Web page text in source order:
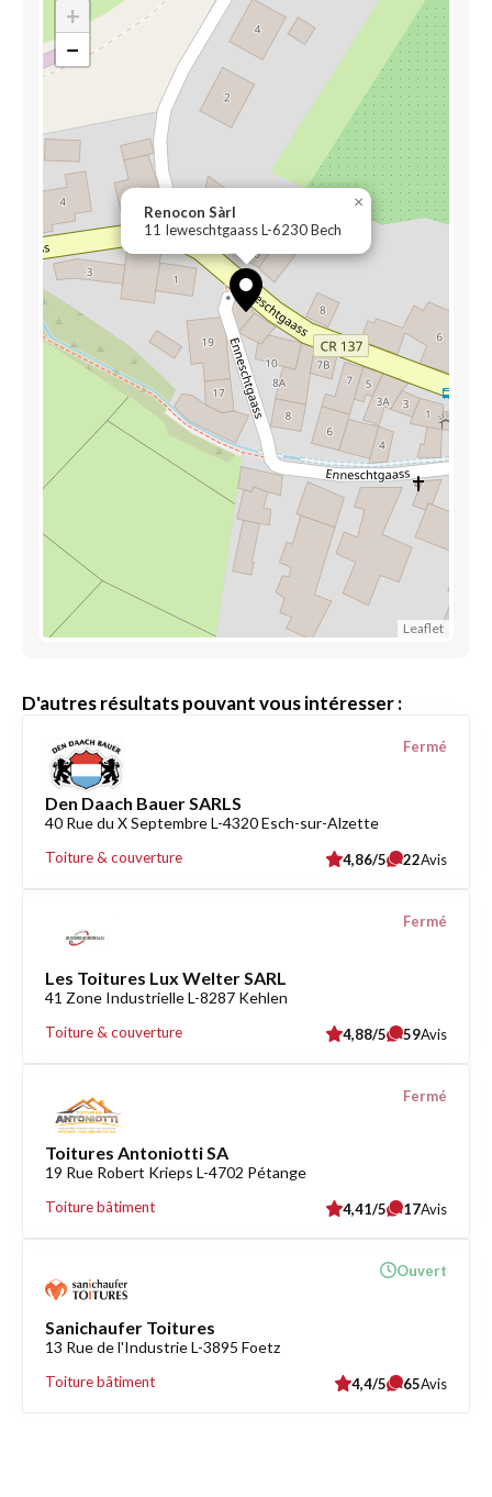
Renocon Sàrl
11 Ieweschtgaass L-6230 Bech
×
+
−
Leaflet
D'autres résultats pouvant vous intéresser :
Den Daach Bauer SARLS
40 Rue du X Septembre L-4320 Esch-sur-Alzette
Toiture & couverture
Fermé
4,86/5 22Avis
Les Toitures Lux Welter SARL
41 Zone Industrielle L-8287 Kehlen
Toiture & couverture
Fermé
4,88/5 59Avis
Toitures Antoniotti SA
19 Rue Robert Krieps L-4702 Pétange
Toiture bâtiment
Fermé
4,41/5 17Avis
Sanichaufer Toitures
13 Rue de l'Industrie L-3895 Foetz
Toiture bâtiment
Ouvert
4,4/5 65Avis